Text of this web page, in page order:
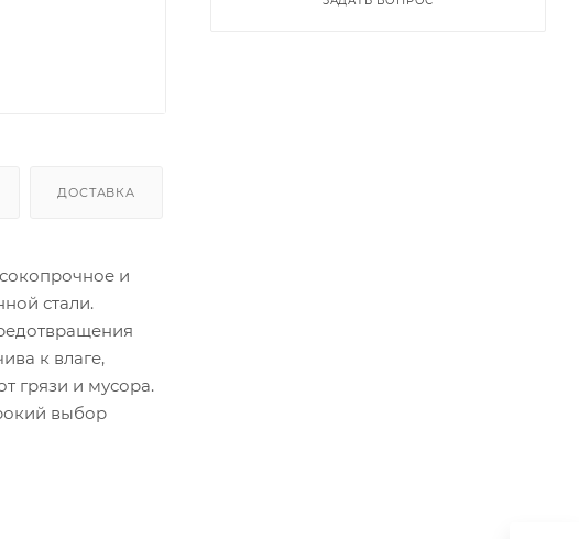
ДОСТАВКА
и
стали.
к влаге,
грязи и мусора.
выбор